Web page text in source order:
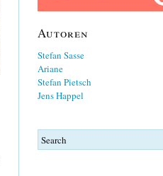
Autoren
Stefan Sasse
Ariane
Stefan Pietsch
Jens Happel